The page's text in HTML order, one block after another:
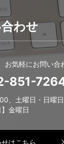
わせ
気軽にお問い合
851-
、土曜日・日曜
】金曜日
はこちら